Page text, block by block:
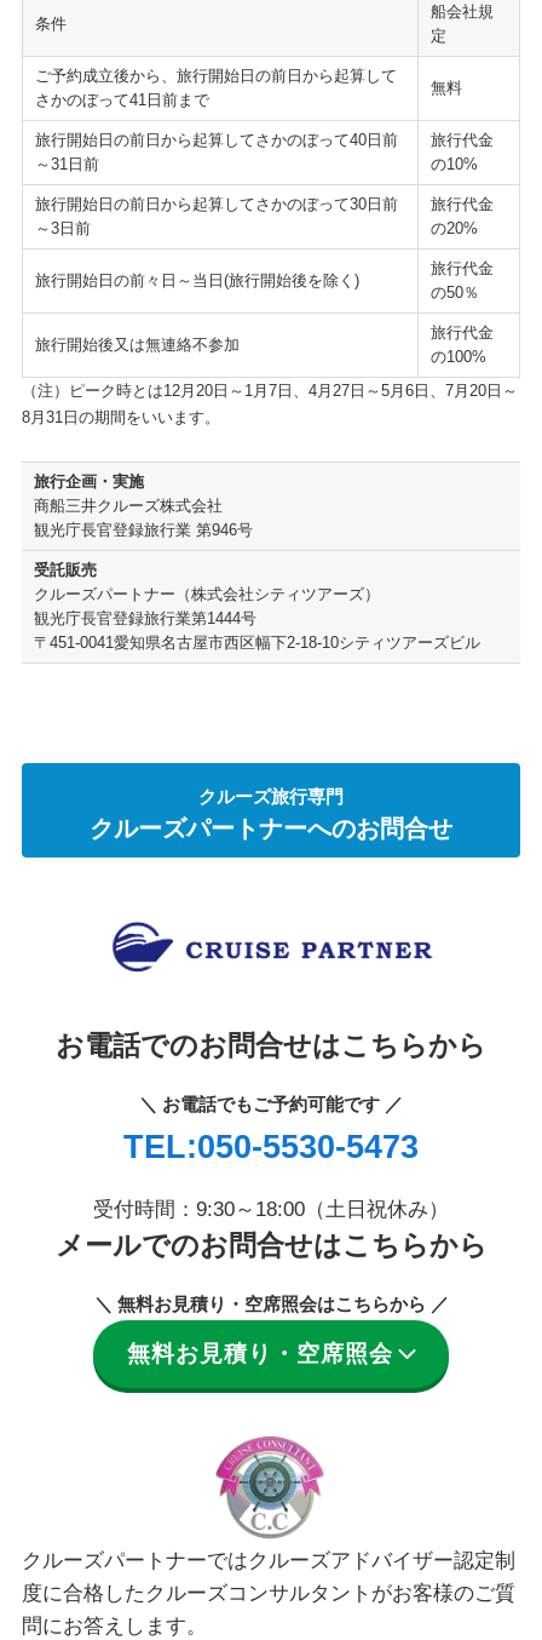
条件
船会社規
定
ご予約成立後から、旅行開始日の前日から起算して
さかのぼって41日前まで
無料
旅行開始日の前日から起算してさかのぼって40日前
～31日前
旅行代金
の10%
旅行開始日の前日から起算してさかのぼって30日前
～3日前
旅行代金
の20%
旅行開始日の前々日～当日(旅行開始後を除く)
旅行代金
の50％
旅行開始後又は無連絡不参加
旅行代金
の100%
（注）ピーク時とは12月20日～1月7日、4月27日～5月6日、7月20日～
8月31日の期間をいいます。
旅行企画・実施
商船三井クルーズ株式会社
観光庁長官登録旅行業 第946号
受託販売
クルーズパートナー（株式会社シティツアーズ）
観光庁長官登録旅行業第1444号
〒451-0041愛知県名古屋市西区幅下2-18-10シティツアーズビル
クルーズ旅行専門
クルーズパートナーへのお問合せ
お電話でのお問合せはこちらから
＼ お電話でもご予約可能です ／
TEL:050-5530-5473
受付時間：9:30～18:00（土日祝休み）
メールでのお問合せはこちらから
＼ 無料お見積り・空席照会はこちらから ／
無料お見積り・空席照会
クルーズパートナーではクルーズアドバイザー認定制
度に合格したクルーズコンサルタントがお客様のご質
問にお答えします。